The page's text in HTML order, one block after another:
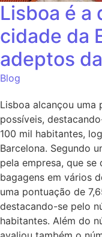
Lisboa é a
cidade da
adeptos
Blog
Lisboa alcançou uma
possíveis,
100 mil habitantes,
Barcelona. Segundo
pela empresa, que
bagagens em vários
uma pontuação de
destacando-se pelo
habitantes. Além do